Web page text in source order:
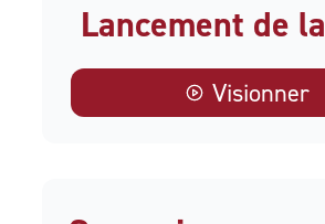
Lancement de
Visionner